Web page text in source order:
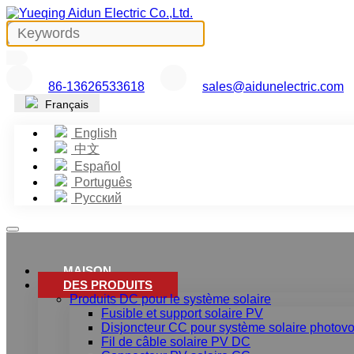
86-13626533618 sales@aidunelectric.com
Français
English
中文
Español
Português
Русский
MAISON
DES PRODUITS
Produits DC pour le système solaire
Fusible et support solaire PV
Disjoncteur CC pour système solaire
Fil de câble solaire PV DC